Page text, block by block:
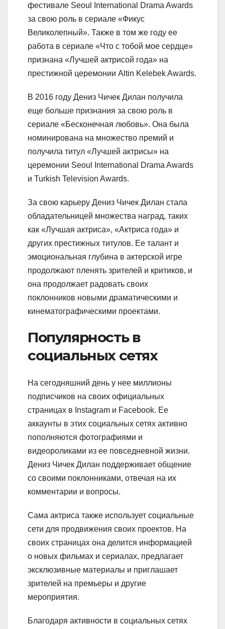
фестивале Seoul International Drama Awards
за свою роль в сериале «Фикус
Великолепный». Также в том же году ее
работа в сериале «Что с тобой мое сердце»
признана «Лучшей актрисой года» на
престижной церемонии Altin Kelebek Awards.
В 2016 году Дениз Чичек Дилан получила
еще больше признания за свою роль в
сериале «Бесконечная любовь». Она была
номинирована на множество премий и
получила титул «Лучшей актрисы» на
церемонии Seoul International Drama Awards
и Turkish Television Awards.
За свою карьеру Дениз Чичек Дилан стала
обладательницей множества наград, таких
как «Лучшая актриса», «Актриса года» и
других престижных титулов. Ее талант и
эмоциональная глубина в актерской игре
продолжают пленять зрителей и критиков, и
она продолжает радовать своих
поклонников новыми драматическими и
кинематографическими проектами.
Популярность в
социальных сетях
На сегодняшний день у нее миллионы
подписчиков на своих официальных
страницах в Instagram и Facebook. Ее
аккаунты в этих социальных сетях активно
пополняются фотографиями и
видеороликами из ее повседневной жизни.
Дениз Чичек Дилан поддерживает общение
со своими поклонниками, отвечая на их
комментарии и вопросы.
Сама актриса также использует социальные
сети для продвижения своих проектов. На
своих страницах она делится информацией
о новых фильмах и сериалах, предлагает
эксклюзивные материалы и приглашает
зрителей на премьеры и другие
мероприятия.
Благодаря активности в социальных сетях